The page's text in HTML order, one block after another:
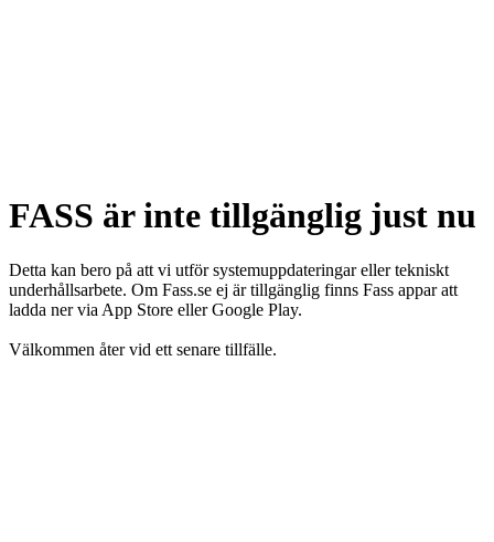
FASS är inte tillgänglig just nu
Detta kan bero på att vi utför systemuppdateringar eller tekniskt
underhållsarbete. Om Fass.se ej är tillgänglig finns Fass appar att
ladda ner via App Store eller Google Play.
Välkommen åter vid ett senare tillfälle.